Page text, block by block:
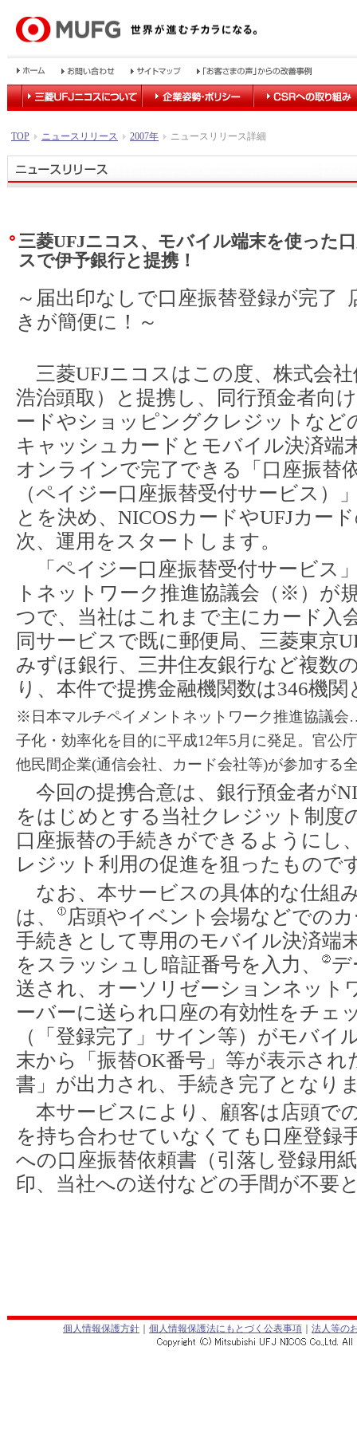
TOP ニュースリリース 2007年 ニュースリリース詳細
三菱UFJニコス、モバイル端末を使った
スで伊予銀行と提携！
～届出印なしで口座振替登録が完了
きが簡便に！～
三菱UFJニコスはこの度、株式会
浩治頭取）と提携し、同行預金者向
ードやショッピングクレジットなど
キャッシュカードとモバイル決済端
オンラインで完了できる「口座振替
（ペイジー口座振替受付サービス）
とを決め、NICOSカードやUFJカー
次、運用をスタートします。
「ペイジー口座振替受付サービス
トネットワーク推進協議会（※）が
つで、当社はこれまで主にカード入
同サービスで既に郵便局、三菱東京
みずほ銀行、三井住友銀行など複数
り、本件で提携金融機関数は346機
※日本マルチペイメントネットワーク推進協議
子化・効率化を目的に平成12年5月に発足。官公
他民間企業(通信会社、カード会社等)が参加する
今回の提携合意は、銀行預金者が
をはじめとする当社クレジット制度
口座振替の手続きができるようにし
レジット利用の促進を狙ったもので
なお、本サービスの具体的な仕組
は、
店頭やイベント会場などでの
手続きとして専用のモバイル決済端
をスラッシュし暗証番号を入力、
デ
送され、オーソリゼーションネット
ーバーに送られ口座の有効性をチェ
（「登録完了」サイン等）がモバイ
末から「振替OK番号」等が表示され
書」が出力され、手続き完了となり
本サービスにより、顧客は店頭で
を持ち合わせていなくても口座登録
への口座振替依頼書（引落し登録用
印、当社への送付などの手間が不要
個人情報保護方針 個人情報保護法にもとづく公表事項 法人等の